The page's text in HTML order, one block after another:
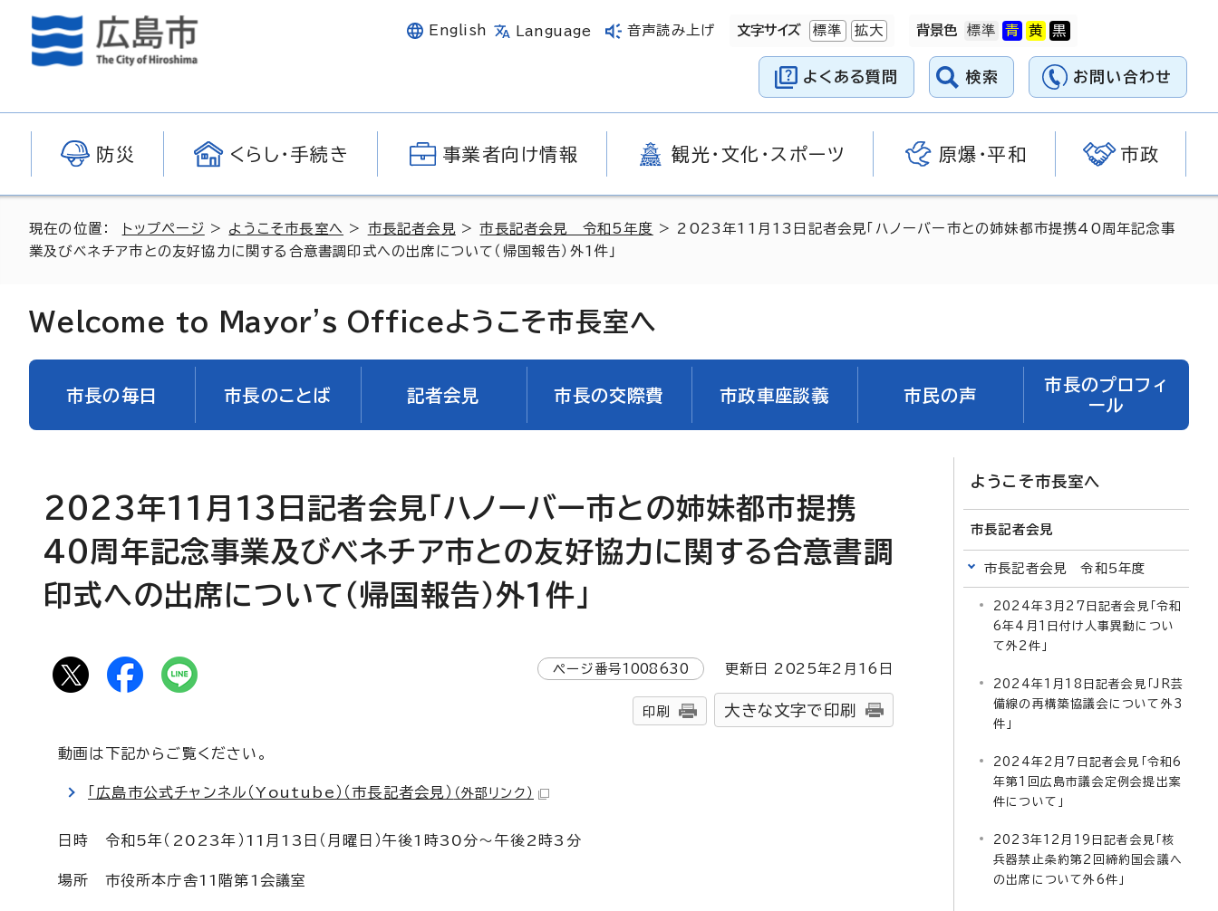
English Language 音声読み上げ 文字サイズ 標準 拡大 背景色
よくある質問 検索 お問い合わせ
防災 くらし・手続き 事業者向け情報 観光・文化・スポーツ 原爆・平和 市政
現在の位置： トップページ > ようこそ市長室へ > 市長記者会見>市長記者会見 令和5年度 > 2023年11月13日記者会見「ハノーバー市との姉妹都市提携40周年記念事
業及びベネチア市との友好協力に関する合意書調印式への出席について（帰国報告）外1件」
Welcome to Mayor's Officeようこそ市長室へ
市長の毎日 市長のことば 記者会見 市長の交際費 市政車座談義 市民の声
市長のプロフィ
ール
2023年11月13日記者会見「ハノーバー市との姉妹都市提携
40周年記念事業及びベネチア市との友好協力に関する合意書調
印式への出席について（帰国報告）外1件」
ページ番号1008630 更新日 2025年2月 16 日
印刷 大きな文字で印刷
動画は下記からご覧ください。
「広島市公式チャンネル（Youtube）（市長記者会見） （外部リンク）
日時 令和5年（2023年）11月13日（月曜日）午後1時30分～午後2時3分
場所 市役所本庁舎11階第1会議室
ようこそ市長室へ
市長記者会見
市長記者会見 令和5年度
2024年3月27日記者会見「令和
6年4月1日付け人事異動につい
て外2件」
2024年1月18日記者会見「JR芸
備線の再構築協議会について外3
件」
2024年2月7日記者会見「令和6
年第1回広島市議会定例会提出案
件について」
2023年12月19日記者会見「核
兵器禁止条約第2回締約国会議へ
の出席について外6件」